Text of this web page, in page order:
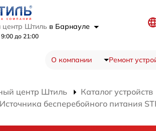
центр Штиль в Барнауле
до 21:00
О компании Ремонт
центр Штиль Каталог устройств
бесперебойного питания